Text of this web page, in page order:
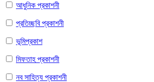
আধুনিক প্রকাশনী
প্রতিচ্ছবি প্রকাশনী
ভূমিপ্রকাশ
মিফতাহ প্রকাশনী
নব সাহিত্য প্রকাশনী